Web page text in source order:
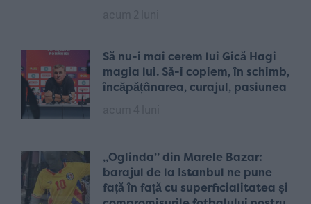
Să nu-i mai cerem lui Gică Hagi
magia lui. Să-i copiem, în schimb,
încăpățânarea, curajul, pasiunea
„Oglinda” din Marele Bazar:
barajul de la Istanbul ne pune
față în față cu superficialitatea și